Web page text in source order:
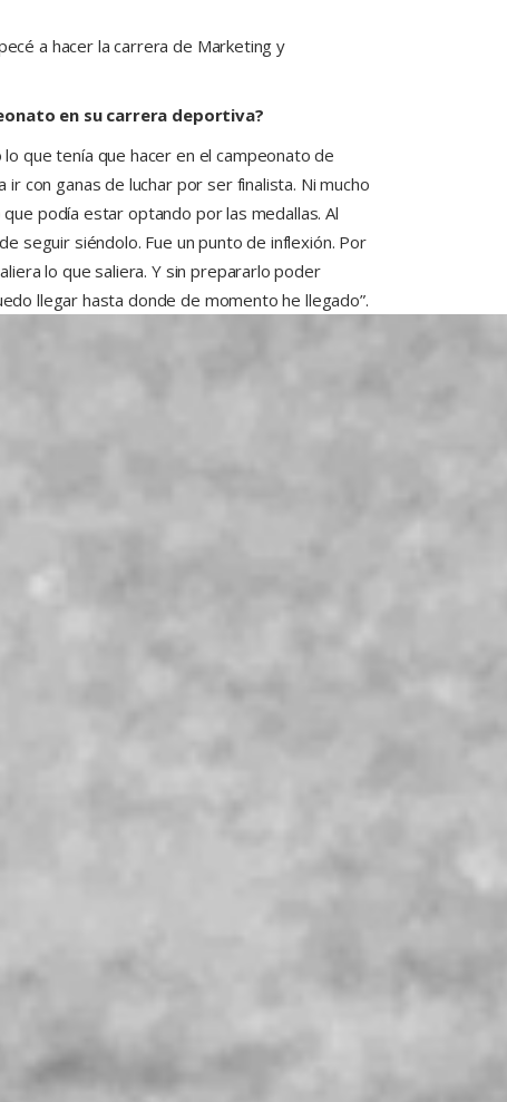
a hacer la carrera de Marketing y
en su carrera deportiva?
que tenía que hacer en el campeonato de
con ganas de luchar por ser finalista. Ni mucho
podía estar optando por las medallas. Al
seguir siéndolo. Fue un punto de inflexión. Por
lo que saliera. Y sin prepararlo poder
llegar hasta donde de momento he llegado”.